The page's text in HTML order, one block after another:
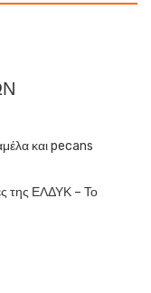
και pecans
της ΕΛΔΥΚ – Το